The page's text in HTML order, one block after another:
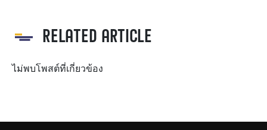
RELATED ARTICLE
ไม่พบโพสต์ที่เกี่ยวข้อง